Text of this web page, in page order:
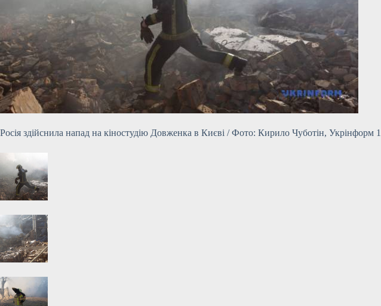
Росія здійснила напад на кіностудію Довженка в Києві / Фото: Кирило Чуботін, Укрінформ